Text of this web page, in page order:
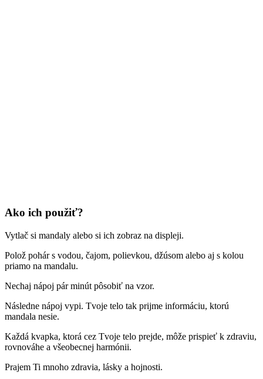
Ako ich použiť?
Vytlač si mandaly alebo si ich zobraz na displeji.
Polož pohár s vodou, čajom, polievkou, džúsom alebo aj s kolou
priamo na mandalu.
Nechaj nápoj pár minút pôsobiť na vzor.
Následne nápoj vypi. Tvoje telo tak prijme informáciu, ktorú
mandala nesie.
Každá kvapka, ktorá cez Tvoje telo prejde, môže prispieť k zdraviu,
rovnováhe a všeobecnej harmónii.
Prajem Ti mnoho zdravia, lásky a hojnosti.